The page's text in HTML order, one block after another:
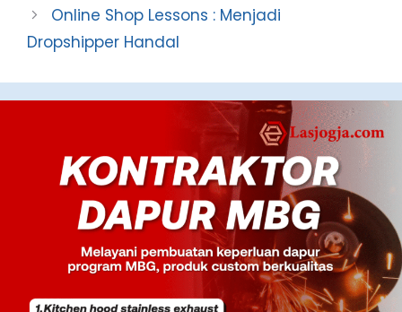
Online Shop Lessons : Menjadi
Dropshipper Handal